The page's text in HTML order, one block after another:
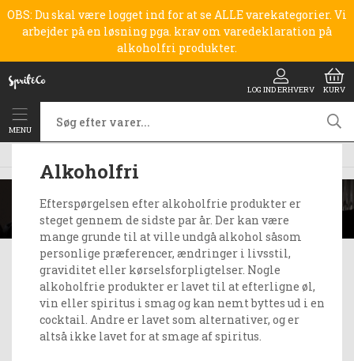
OBS: Du skal være logget ind for at se ALLE varekategorier. Vi
arbejder på en løsning pga. krav om varedeklaration på
alkoholfri produkter.
LOG IND ERHVERV KURV
MENU
Alkoholfri
Efterspørgelsen efter alkoholfrie produkter er
steget gennem de sidste par år. Der kan være
mange grunde til at ville undgå alkohol såsom
personlige præferencer, ændringer i livsstil,
graviditet eller kørselsforpligtelser. Nogle
alkoholfrie produkter er lavet til at efterligne øl,
vin eller spiritus i smag og kan nemt byttes ud i en
cocktail. Andre er lavet som alternativer, og er
altså ikke lavet for at smage af spiritus.